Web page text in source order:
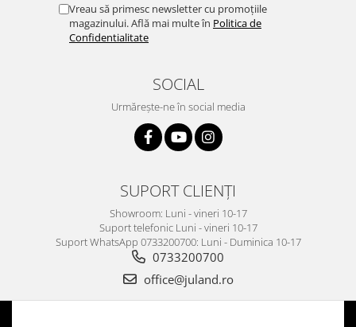
Vreau să primesc newsletter cu promoțiile
magazinului. Află mai multe în Politica de
Confidentialitate
SOCIAL
Urmărește-ne în social media
SUPORT CLIENȚI
Showroom: Luni - vineri 10-17
Suport telefonic Luni - vineri 10-17
Suport WhatsApp 0733200700: Luni - Duminica 10-17
0733200700
office@juland.ro